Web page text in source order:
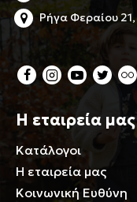
Ρήγα Φεραίου
Η εταιρεία μας
Κατάλογοι
Η εταιρεία μας
Κοινωνική Ευθύνη